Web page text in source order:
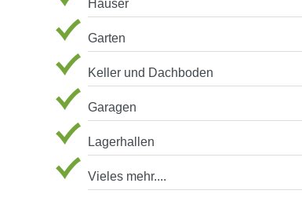
Häuser
Garten
Keller und Dachboden
Garagen
Lagerhallen
Vieles mehr....